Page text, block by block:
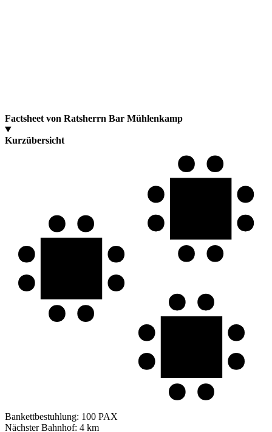
Factsheet von Ratsherrn Bar Mühlenkamp
Kurzübersicht
Bankettbestuhlung: 100 PAX
Nächster Bahnhof: 4 km